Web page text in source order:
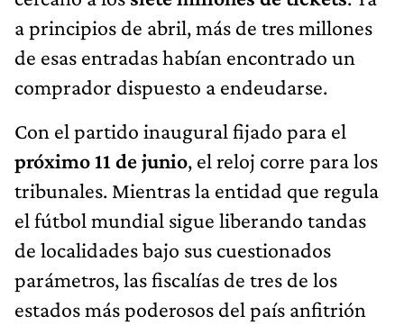
a principios de abril, más de tres millones
de esas entradas habían encontrado un
comprador dispuesto a endeudarse.
Con el partido inaugural fijado para el
próximo 11 de junio, el reloj corre para los
tribunales. Mientras la entidad que regula
el fútbol mundial sigue liberando tandas
de localidades bajo sus cuestionados
parámetros, las fiscalías de tres de los
estados más poderosos del país anfitrión